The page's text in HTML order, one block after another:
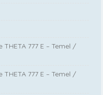
THETA 777 E – Temel /
THETA 777 E – Temel /